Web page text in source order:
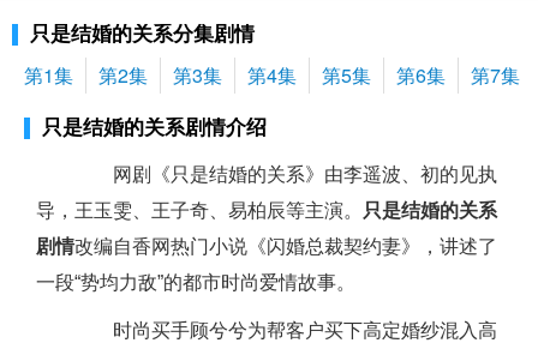
只是结婚的关系分集剧情
第1集 第2集 第3集 第4集 第5集 第6集 第7集
只是结婚的关系剧情介绍
网剧《只是结婚的关系》由李遥波、初的见执
导，王玉雯、王子奇、易柏辰等主演。
只是结婚的关系
剧情改编自香网热门小说《闪婚总裁契约妻》，讲述了
一段“势均力敌”的都市时尚爱情故事。
时尚买手顾兮兮为帮客户买下高定婚纱混入高